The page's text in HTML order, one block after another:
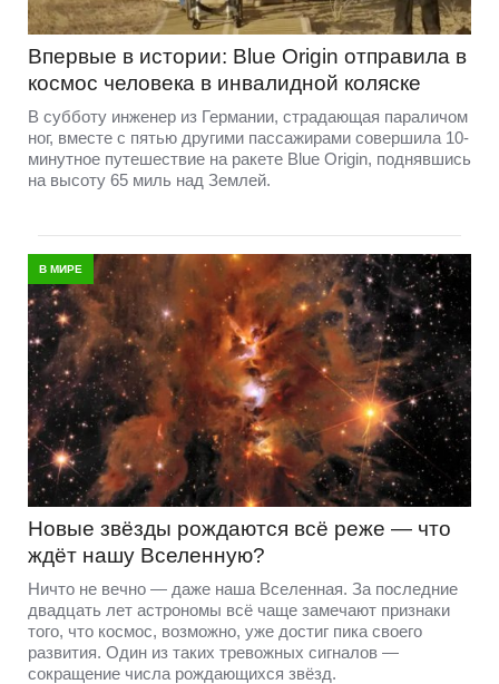
Впервые в истории: Blue Origin отправила в
космос человека в инвалидной коляске
В субботу инженер из Германии, страдающая параличом
ног, вместе с пятью другими пассажирами совершила 10-
минутное путешествие на ракете Blue Origin, поднявшись
на высоту 65 миль над Землей.
В МИРЕ
Новые звёзды рождаются всё реже — что
ждёт нашу Вселенную?
Ничто не вечно — даже наша Вселенная. За последние
двадцать лет астрономы всё чаще замечают признаки
того, что космос, возможно, уже достиг пика своего
развития. Один из таких тревожных сигналов —
сокращение числа рождающихся звёзд.